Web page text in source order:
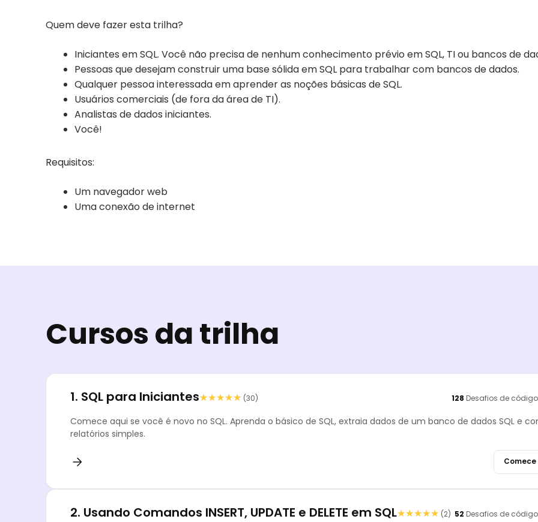
Quem deve fazer esta trilha?
Iniciantes em SQL. Você não precisa de nenhum conhecimento prévio em SQL, TI ou bancos de
Pessoas que desejam construir uma base sólida em SQL para trabalhar com bancos de dados.
Qualquer pessoa interessada em aprender as noções básicas de SQL.
Usuários comerciais (de fora da área de TI).
Analistas de dados iniciantes.
Você!
Requisitos:
Um navegador web
Uma conexão de internet
Cursos da trilha
1. SQL para Iniciantes★★★★★
★★★★★ (30) 128 Desafios de código
Comece aqui se você é novo no SQL. Aprenda o básico de SQL, extraia dados de um banco de dados SQL e
relatórios simples.
2. Usando Comandos INSERT, UPDATE e DELETE em SQL★★★★★
★★★★★ (2) 52 Desafios de código